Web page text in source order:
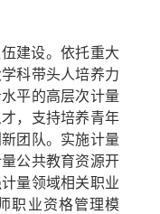
建设。依托重大
科带头人培养力
平的高层次计量
，支持培养青年
团队。实施计量
公共教育资源开
量领域相关职业
职业资格管理模